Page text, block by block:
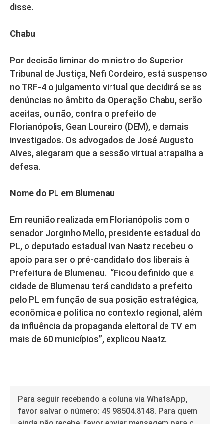
disse.
Chabu
Por decisão liminar do ministro do Superior
Tribunal de Justiça, Nefi Cordeiro, está suspenso
no TRF-4 o julgamento virtual que decidirá se as
denúncias no âmbito da Operação Chabu, serão
aceitas, ou não, contra o prefeito de
Florianópolis, Gean Loureiro (DEM), e demais
investigados. Os advogados de José Augusto
Alves, alegaram que a sessão virtual atrapalha a
defesa.
Nome do PL em Blumenau
Em reunião realizada em Florianópolis com o
senador Jorginho Mello, presidente estadual do
PL, o deputado estadual Ivan Naatz recebeu o
apoio para ser o pré-candidato dos liberais à
Prefeitura de Blumenau. “Ficou definido que a
cidade de Blumenau terá candidato a prefeito
pelo PL em função de sua posição estratégica,
econômica e política no contexto regional, além
da influência da propaganda eleitoral de TV em
mais de 60 municípios”, explicou Naatz.
Para seguir recebendo a coluna via WhatsApp,
favor salvar o número: 49 98504.8148. Para quem